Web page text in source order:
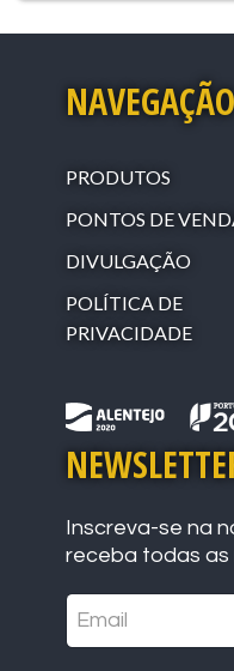
NAVEGAÇÃO
PRODUTOS
PONTOS DE
DIVULGAÇÃO
POLÍTICA DE
PRIVACIDADE
Inscreva-se na
receba todas as